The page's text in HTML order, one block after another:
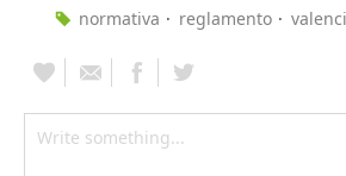
normativa reglamento